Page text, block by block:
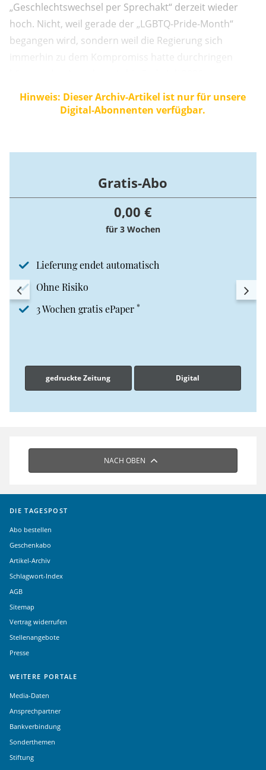
„Geschlechtswechsel per Sprechakt“ derzeit wieder
hoch. Nicht, weil gerade der „LGBTQ-Pride-Month“
begangen wird, sondern weil die Regierung sich
„reevaluieren“.
Hinweis: Dieser Archiv-Artikel ist nur für unsere
Digital-Abonnenten verfügbar.
Gratis-Abo
0,00 €
für 3 Wochen
Lieferung endet automatisch
Ohne Risiko
3 Wochen gratis ePaper *
gedruckte Zeitung Digital
NACH OBEN
DIE TAGESPOST
Abo bestellen
Geschenkabo
Artikel-Archiv
Schlagwort-Index
AGB
Sitemap
Vertrag widerrufen
Stellenangebote
Presse
WEITERE PORTALE
Media-Daten
Ansprechpartner
Bankverbindung
Sonderthemen
Stiftung